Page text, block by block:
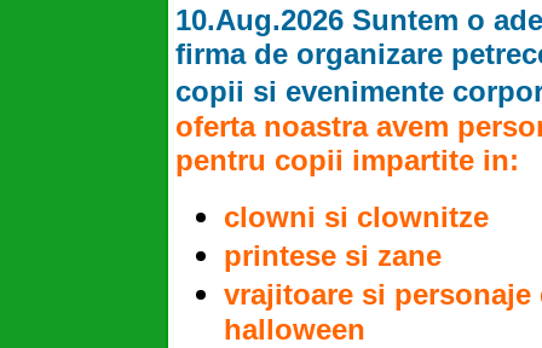
10.Aug.2026 Suntem o
firma de organizare
copii si evenimente
oferta noastra avem
pentru copii impartite in:
clowni si clownitze
printese si zane
vrajitoare si personaje
halloween